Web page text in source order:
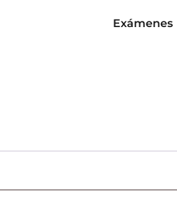
Exámenes